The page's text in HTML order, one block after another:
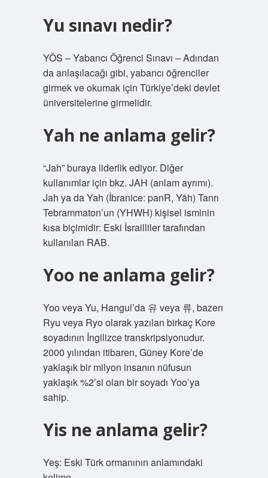
Yu sınavı nedir?
YÖS – Yabancı Öğrenci Sınavı – Adından
da anlaşılacağı gibi, yabancı öğrenciler
girmek ve okumak için Türkiye’deki devlet
üniversitelerine girmelidir.
Yah ne anlama gelir?
“Jah” buraya liderlik ediyor. Diğer
kullanımlar için bkz. JAH (anlam ayrımı).
Jah ya da Yah (İbranice: panR, Yāh) Tanrı
Tebrammaton’un (YHWH) kişisel isminin
kısa biçimidir: Eski İsrailliler tarafından
kullanılan RAB.
Yoo ne anlama gelir?
Yoo veya Yu, Hangul’da 유 veya 류, bazen
Ryu veya Ryo olarak yazılan birkaç Kore
soyadının İngilizce transkripsiyonudur.
2000 yılından itibaren, Güney Kore’de
yaklaşık bir milyon insanın nüfusun
yaklaşık %2’si olan bir soyadı Yoo’ya
sahip.
Yis ne anlama gelir?
Yeş: Eski Türk ormanının anlamındaki